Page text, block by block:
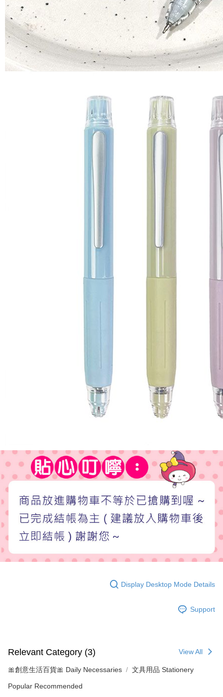
Display Desktop Mode Details
Support
Relevant Category (3) View All
🎀創意生活百貨🎀 Daily Necessaries 文具用品 Stationery
Popular Recommended